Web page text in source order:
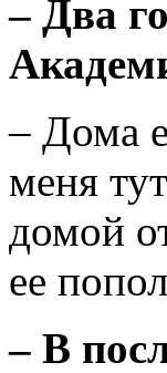
– Два
– Дома
меня
домой
еe
– В